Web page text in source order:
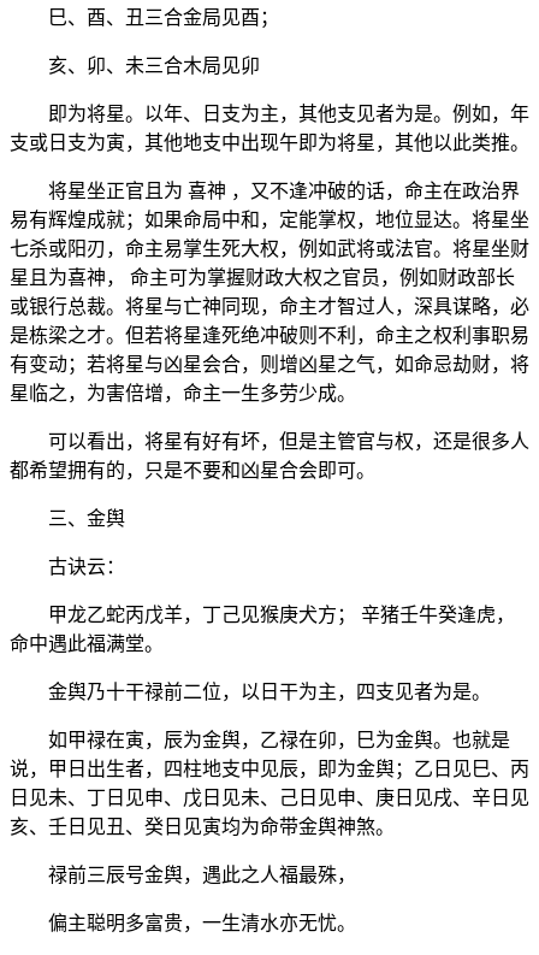
巳、酉、丑三合金局见酉；
亥、卯、未三合木局见卯
即为将星。以年、日支为主，其他支见者为是。例如，年
支或日支为寅，其他地支中出现午即为将星，其他以此类推。
将星坐正官且为 喜神 ，又不逢冲破的话，命主在政治界
易有辉煌成就；如果命局中和，定能掌权，地位显达。将星坐
七杀或阳刃，命主易掌生死大权，例如武将或法官。将星坐财
星且为喜神， 命主可为掌握财政大权之官员，例如财政部长
或银行总裁。将星与亡神同现，命主才智过人，深具谋略，必
是栋梁之才。但若将星逢死绝冲破则不利，命主之权利事职易
有变动；若将星与凶星会合，则增凶星之气，如命忌劫财，将
星临之，为害倍增，命主一生多劳少成。
可以看出，将星有好有坏，但是主管官与权，还是很多人
都希望拥有的，只是不要和凶星合会即可。
三、金舆
古诀云：
甲龙乙蛇丙戊羊，丁己见猴庚犬方； 辛猪壬牛癸逢虎，
命中遇此福满堂。
金舆乃十干禄前二位，以日干为主，四支见者为是。
如甲禄在寅，辰为金舆，乙禄在卯，巳为金舆。也就是
说，甲日出生者，四柱地支中见辰，即为金舆；乙日见巳、丙
日见未、丁日见申、戊日见未、己日见申、庚日见戌、辛日见
亥、壬日见丑、癸日见寅均为命带金舆神煞。
禄前三辰号金舆，遇此之人福最殊，
偏主聪明多富贵，一生清水亦无忧。